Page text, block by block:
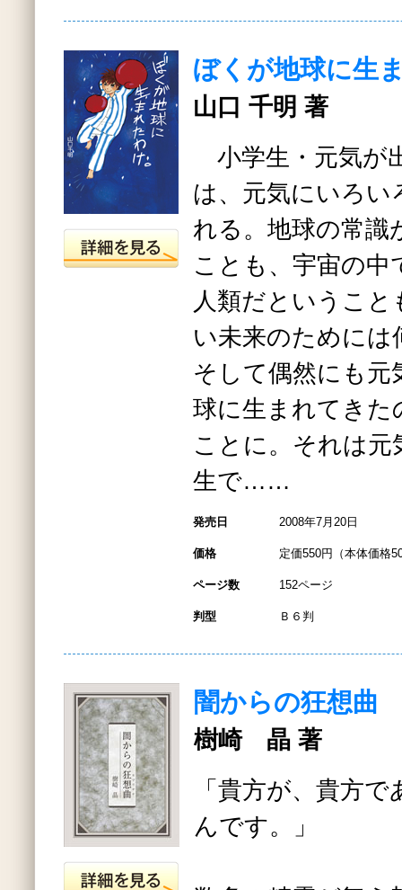
ぼくが地球に生
山口 千明 著
小学生・元気が
は、元気にいろ
れる。地球の常識
ことも、宇宙の中
人類だというこ
い未来のためには
そして偶然にも元
球に生まれてき
ことに。それは
生で……
発売日 2008年7月20日
価格 定価550円（本体価格
ページ数 152ページ
判型 Ｂ６判
闇からの狂想曲
樹崎 晶 著
「貴方が、貴方
んです。」